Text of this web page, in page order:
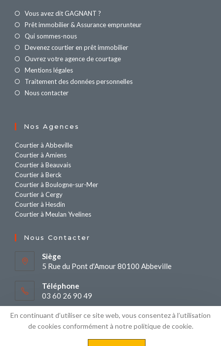
Vous avez dit GAGNANT ?
Prêt immobilier & Assurance emprunteur
Qui sommes-nous
Devenez courtier en prêt immobilier
Ouvrez votre agence de courtage
Mentions légales
Traitement des données personnelles
Nous contacter
Nos Agences
Courtier à Abbeville
Courtier à Amiens
Courtier à Beauvais
Courtier à Berck
Courtier à Boulogne-sur-Mer
Courtier à Cergy
Courtier à Hesdin
Courtier à Meulan Yvelines
Nous Contacter
Siège
5 Rue du Pont d'Amour 80100 Abbeville
Téléphone
03 60 26 90 49
Contact
via le formulaire
En continuant d’utiliser ce site web, vous consentez à l’utilisation
de cookies conformément à notre politique de cookie.